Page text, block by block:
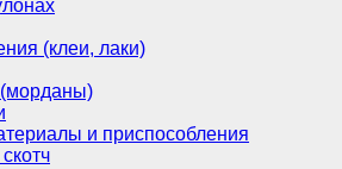
(клеи, лаки)
(морданы)
и приспособления